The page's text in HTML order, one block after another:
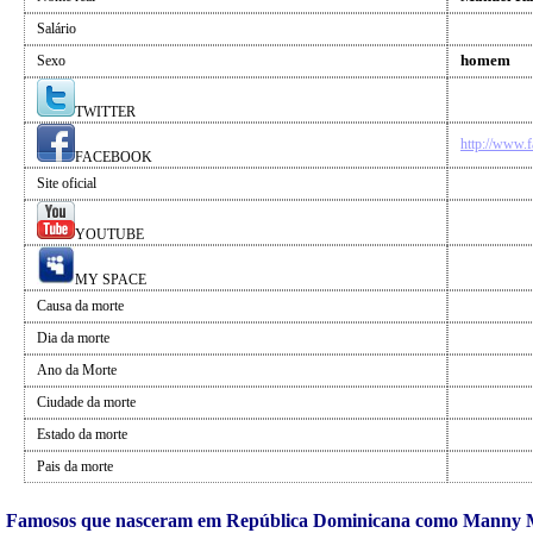
Salário
Sexo
homem
TWITTER
FACEBOOK
http://
Site oficial
YOUTUBE
MY SPACE
Causa da morte
Dia da morte
Ano da Morte
Ciudade da morte
Estado da morte
Pais da morte
Famosos que nasceram em República Dominicana como Manny